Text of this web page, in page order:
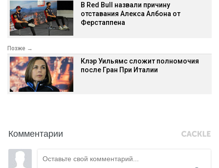
В Red Bull назвали причину
отставания Алекса Албона от
Ферстаппена
Позже →
Клэр Уильямс сложит полномочия
после Гран При Италии
Комментарии